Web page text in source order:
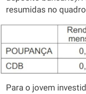
resumidas no
Para o jovem